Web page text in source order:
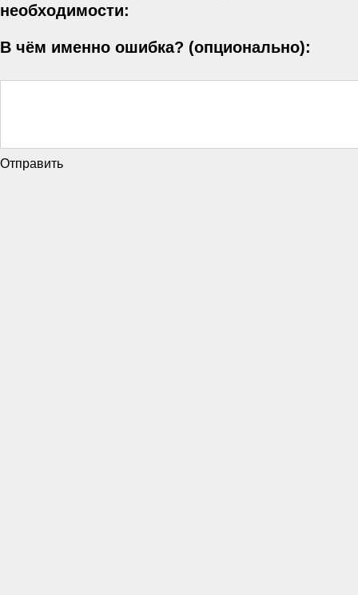
необходимости:
В чём именно ошибка? (опционально):
Отправить